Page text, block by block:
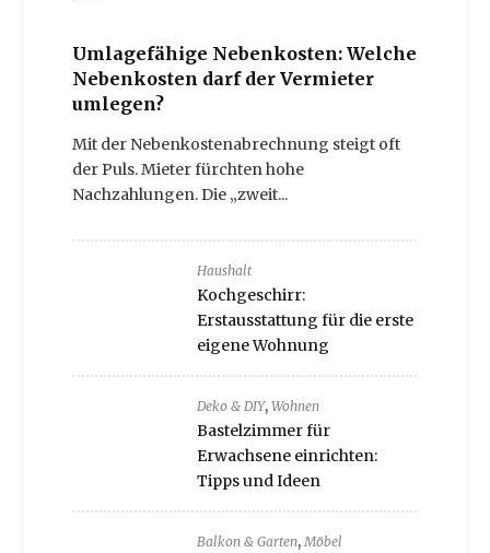
Umlagefähige Nebenkosten: Welche
Nebenkosten darf der Vermieter
umlegen?
Mit der Nebenkostenabrechnung steigt oft
der Puls. Mieter fürchten hohe
Nachzahlungen. Die „zweit...
Haushalt
Kochgeschirr:
Erstausstattung für die erste
eigene Wohnung
Deko & DIY, Wohnen
Bastelzimmer für
Erwachsene einrichten:
Tipps und Ideen
Balkon & Garten,Möbel